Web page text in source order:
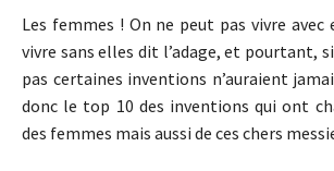
Les femmes ! On ne peut pas vivre
vivre sans elles dit l’adage, et pourtant,
pas certaines inventions n’auraient
donc le top 10 des inventions qui ont
des femmes mais aussi de ces chers